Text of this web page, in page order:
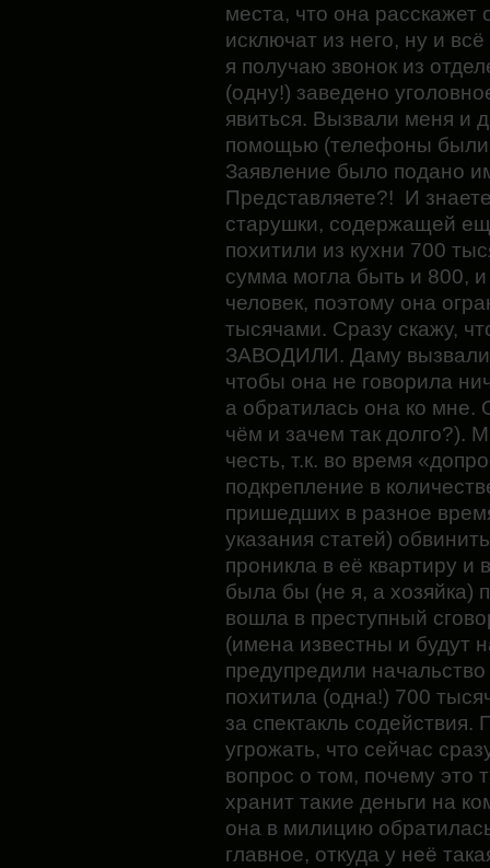
места, что она расскажет
исключат из него, ну и
я получаю звонок из
(одну!) заведено
явиться. Вызвали меня и
помощью (телефоны были
Заявление было подано
Представляете?! И
старушки, содержащей
похитили из кухни 700
сумма могла быть и 800,
человек, поэтому она
тысячами. Сразу скажу,
ЗАВОДИЛИ. Даму вызвали
чтобы она не говорила
а обратилась она ко
чём и зачем так долго?).
честь, т.к. во время
подкрепление в
пришедших в разное
указания статей)
проникла в её квартиру и
была бы (не я, а хозяйка)
вошла в преступный
(имена известны и будут
предупредили
похитила (одна!) 700
за спектакль содействия.
угрожать, что сейчас
вопрос о том, почему это
хранит такие деньги на
она в милицию
главное, откуда у неё